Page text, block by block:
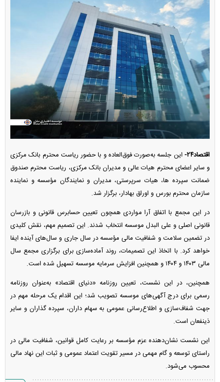
اقتصاد۲۴-
این جلسه به‌صورت فوق‌العاده و با حضور ریاست محترم بانک مرکزی
و سایر اعضای محترم هیات عالی و مدیران بانک مرکزی، ریاست محترم صندوق
ضمانت سپرده ها، هیات سرپرستی، مدیران و نمایندگان مؤسسه و نماینده
سازمان محترم بورس و اوراق بهادار، برگزار شد.
در این مجمع با اتفاق آرا مواردی همچون تعیین حسابرس قانونی و بازرسان
قانونی اصلی و علی البدل موسسه انتخاب شدند. این تصمیم مهم، نقش کلیدی
در تضمین سلامت و شفافیت مالی مؤسسه در سال جاری و سال‌های آینده ایفا
خواهد کرد. با اتخاذ این تصمیمات، روند آماده‌سازی برای برگزاری مجمع سال
مالی ۱۴۰۳ و ۱۴۰۴ و همچنین افزایش سرمایه موسسه تسهیل شده است.
همچنین، در این نشست، تعیین روزنامه «دنیای اقتصاد» به‌عنوان روزنامه
رسمی برای درج آگهی‌های موسسه تصویب شد؛ این اقدام یک مرحله مهم در
جهت شفاف‌سازی و اطلاع‌رسانی عمومی به سهام داران، سپرده گذاران و سایر
ذینفعان است.
این نشست نشان‌دهنده عزم مؤسسه بر رعایت کامل قوانین، شفافیت مالی در
راستای توسعه و گام مهمی در مسیر تقویت اعتماد عمومی و ثبات این نهاد مالی
محسوب می‌شود.